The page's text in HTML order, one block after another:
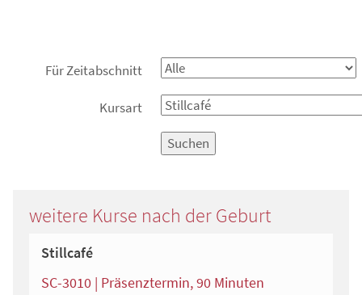
Für Zeitabschnitt
Kursart
Suchen
weitere Kurse nach der Geburt
Stillcafé
SC-3010 | Präsenztermin, 90 Minuten